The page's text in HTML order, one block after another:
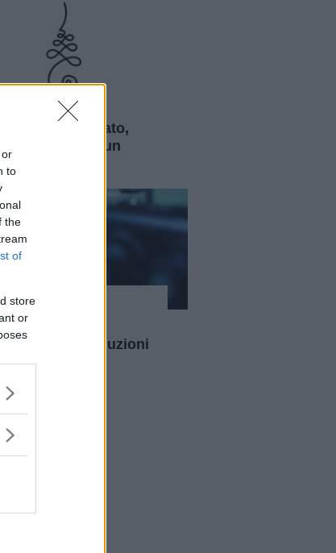
to
the
of
store
or
significato,
e origini di un
sacro
Curiosità
e lenti
le soluzioni
dire addio agli